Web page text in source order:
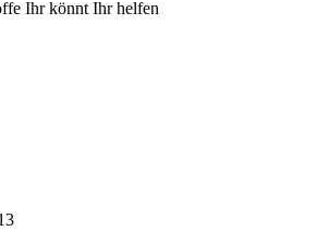
Ihr könnt Ihr helfen